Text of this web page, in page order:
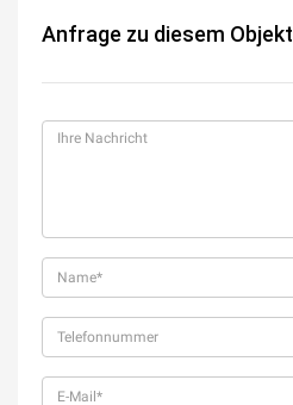
Anfrage zu diesem Objekt